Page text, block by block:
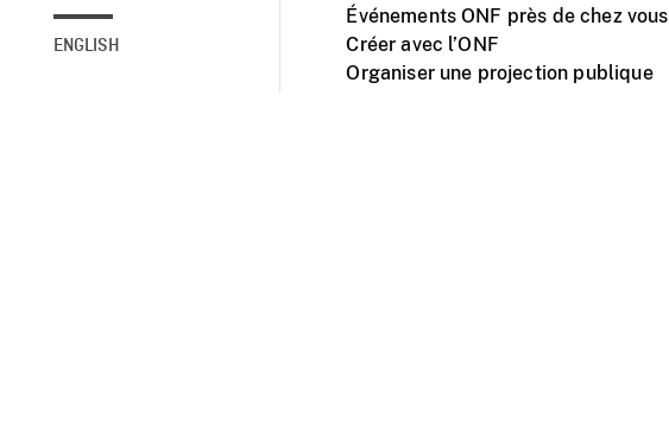
ENGLISH
Événements ONF près de chez vous
Créer avec l’ONF
Organiser une projection publique